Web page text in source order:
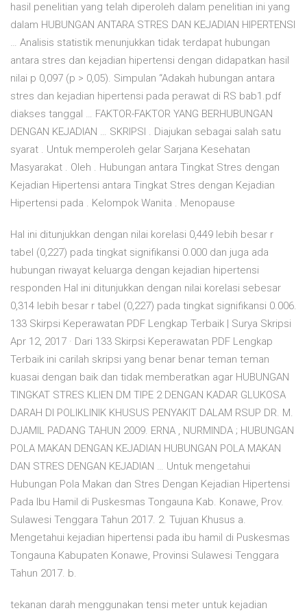
hasil penelitian yang telah diperoleh dalam penelitian ini yang
dalam HUBUNGAN ANTARA STRES DAN KEJADIAN HIPERTENSI
… Analisis statistik menunjukkan tidak terdapat hubungan
antara stres dan kejadian hipertensi dengan didapatkan hasil
nilai p 0,097 (p > 0,05). Simpulan “Adakah hubungan antara
stres dan kejadian hipertensi pada perawat di RS bab1.pdf
diakses tanggal … FAKTOR-FAKTOR YANG BERHUBUNGAN
DENGAN KEJADIAN … SKRIPSI . Diajukan sebagai salah satu
syarat . Untuk memperoleh gelar Sarjana Kesehatan
Masyarakat . Oleh . Hubungan antara Tingkat Stres dengan
Kejadian Hipertensi antara Tingkat Stres dengan Kejadian
Hipertensi pada . Kelompok Wanita . Menopause
Hal ini ditunjukkan dengan nilai korelasi 0,449 lebih besar r
tabel (0,227) pada tingkat signifikansi 0.000 dan juga ada
hubungan riwayat keluarga dengan kejadian hipertensi
responden Hal ini ditunjukkan dengan nilai korelasi sebesar
0,314 lebih besar r tabel (0,227) pada tingkat signifikansi 0.006.
133 Skirpsi Keperawatan PDF Lengkap Terbaik | Surya Skripsi
Apr 12, 2017 · Dari 133 Skirpsi Keperawatan PDF Lengkap
Terbaik ini carilah skripsi yang benar benar teman teman
kuasai dengan baik dan tidak memberatkan agar HUBUNGAN
TINGKAT STRES KLIEN DM TIPE 2 DENGAN KADAR GLUKOSA
DARAH DI POLIKLINIK KHUSUS PENYAKIT DALAM RSUP DR. M.
DJAMIL PADANG TAHUN 2009. ERNA , NURMINDA ; HUBUNGAN
POLA MAKAN DENGAN KEJADIAN HUBUNGAN POLA MAKAN
DAN STRES DENGAN KEJADIAN … Untuk mengetahui
Hubungan Pola Makan dan Stres Dengan Kejadian Hipertensi
Pada Ibu Hamil di Puskesmas Tongauna Kab. Konawe, Prov.
Sulawesi Tenggara Tahun 2017. 2. Tujuan Khusus a.
Mengetahui kejadian hipertensi pada ibu hamil di Puskesmas
Tongauna Kabupaten Konawe, Provinsi Sulawesi Tenggara
Tahun 2017. b.
tekanan darah menggunakan tensi meter untuk kejadian